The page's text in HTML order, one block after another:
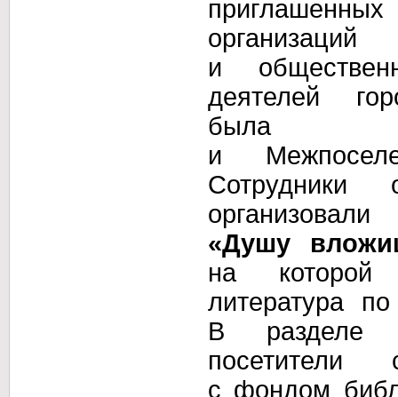
приглашенных
организаций
и
деятелей
была
и
Сотрудники
«Душу
на которой
литература
В разделе
посетители
с фондом